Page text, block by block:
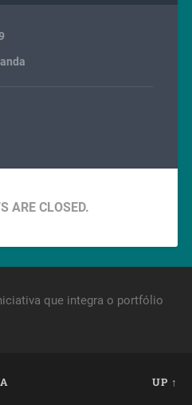
ARE CLOSED.
que integra o portfólio
UP ↑